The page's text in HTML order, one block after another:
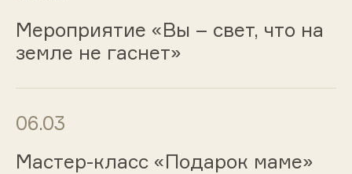
Мероприятие «Вы – свет, что на
земле не гаснет»
06.03
Мастер-класс «Подарок маме»